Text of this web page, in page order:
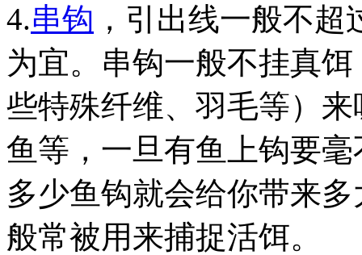
4.串钩 ，引出线一般不超
为宜。串钩一般不挂真
些特殊纤维、羽毛等）
鱼等，一旦有鱼上钩要
多少鱼钩就会给你带来
般常被用来捕捉活饵。